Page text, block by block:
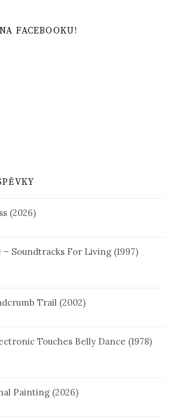
FACEBOOKU!
(2026)
Soundtracks For Living (1997)
Trail (2002)
Touches Belly Dance (1978)
Painting (2026)